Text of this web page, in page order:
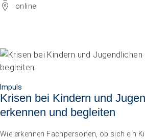
Impuls
Symptomen bei Menschen mit
20.08.2026 online
online
Impuls
Krisen bei Kindern und
erkennen und begleiten
Wie erkennen Fachpersonen, ob sich ein